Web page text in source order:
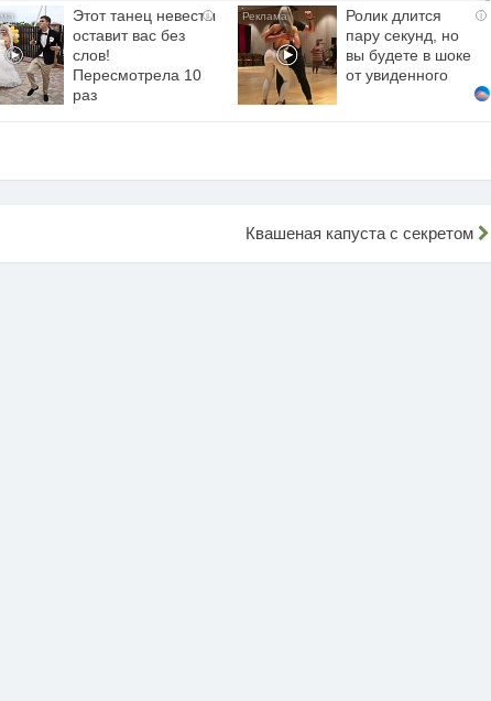
i
Этот танец невесты
оставит вас без
слов!
Пересмотрела 10
раз
i
Ролик длится
пару секунд, но
вы будете в шоке
от увиденного
Квашеная капуста с секретом